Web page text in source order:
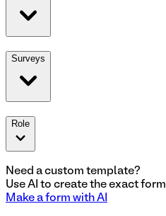
Surveys
Role
Need a custom template?
Use AI to create the exact form
Make a form with AI